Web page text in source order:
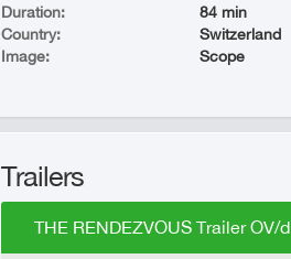
Duration:
84 min
Country:
Switzerland
Image:
Scope
Trailers
THE RENDEZVOUS Trailer OV/d